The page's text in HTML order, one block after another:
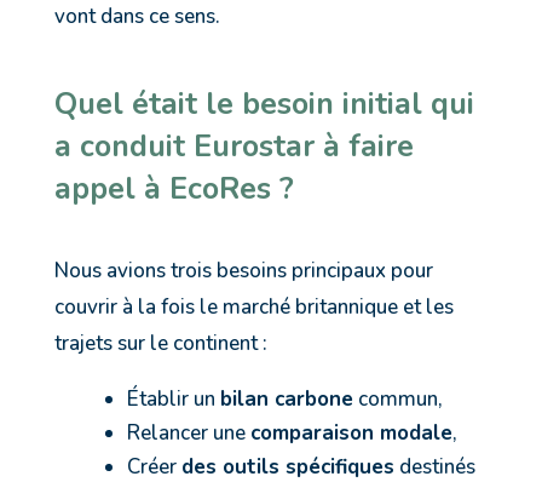
vont dans ce sens.
Quel était le besoin initial qui
a conduit Eurostar à faire
appel à EcoRes ?
Nous avions trois besoins principaux pour
couvrir à la fois le marché britannique et les
trajets sur le continent :
Établir un bilan carbone commun,
Relancer une comparaison modale,
Créer des outils spécifiques destinés